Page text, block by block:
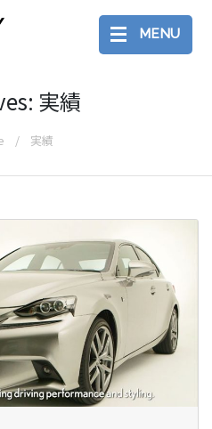
MENU
実績
実績